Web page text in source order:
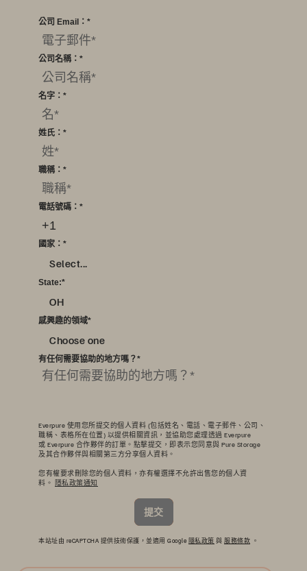
*
公司 Email：
*
公司名稱：
*
名字：
*
姓氏：
*
職稱：
*
電話號碼：
*
國家：
Select...
*
State:
OH
*
感興趣的領域
Choose one
*
有任何需要協助的地方嗎？
Everpure 使用您所提交的個人資料 (包括姓名、電話、電子郵件、公司、
職稱、表格所在位置) 以提供相關資訊，並協助您處理透過 Everpure
或 Everpure 合作夥伴的訂單。點擊提交，即表示您同意與 Pure Storage
及其合作夥伴與相關第三方分享個人資料。
您有權要求刪除您的個人資料，亦有權選擇不允許出售您的個人資
料。 隱私政策通知
提交
本站址由 reCAPTCHA 提供技術保護，並適用 Google 隱私政策 與 服務條款 。